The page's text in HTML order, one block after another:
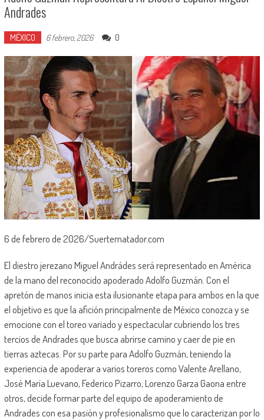
Andrades
MÉXICO 6 febrero, 2026 0
6 de febrero de 2026/Suertematador.com
El diestro jerezano Miguel Andrádes será representado en América
de la mano del reconocido apoderado Adolfo Guzmán. Con el
apretón de manos inicia esta ilusionante etapa para ambos en la que
el objetivo es que la afición principalmente de México conozca y se
emocione con el toreo variado y espectacular cubriendo los tres
tercios de Andrades que busca abrirse camino y caer de pie en
tierras aztecas. Por su parte para Adolfo Guzmán, teniendo la
experiencia de apoderar a varios toreros como Valente Arellano,
José María Luevano, Federico Pizarro, Lorenzo Garza Gaona entre
otros, decide formar parte del equipo de apoderamiento de
Andrades con esa pasión y profesionalismo que lo caracterizan por lo